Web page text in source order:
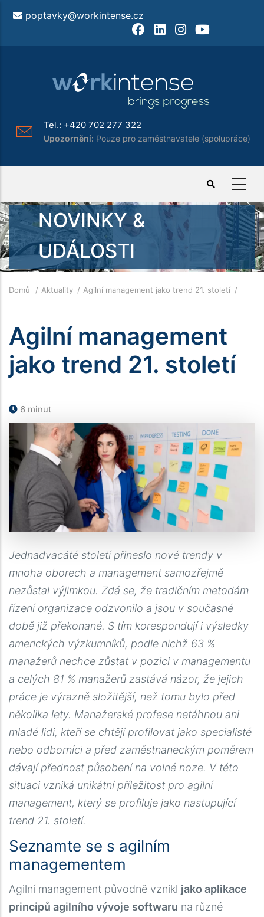
poptavky@workintense.cz
FacebookLinkedInInstagram
Tel.: +420 702 277 322
Upozornění: Pouze pro zaměstnavatele (spolupráce)
NOVINKY &
UDÁLOSTI
Drobečková
Domů Aktuality Agilní management jako trend 21. století
Agilní management
jako trend 21. století
6 minut
Jednadvacáté století přineslo nové trendy v
mnoha oborech a management samozřejmě
nezůstal výjimkou. Zdá se, že tradičním metodám
řízení organizace odzvonilo a jsou v současné
době již překonané. S tím korespondují i výsledky
amerických výzkumníků, podle nichž 63 %
manažerů nechce zůstat v pozici v managementu
a celých 81 % manažerů zastává názor, že jejich
práce je výrazně složitější, než tomu bylo před
několika lety. Manažerské profese netáhnou ani
mladé lidi, kteří se chtějí profilovat jako specialisté
nebo odborníci a před zaměstnaneckým poměrem
dávají přednost působení na volné noze. V této
situaci vzniká unikátní příležitost pro agilní
management, který se profiluje jako nastupující
trend 21. století.
Seznamte se s agilním
managementem
Agilní management původně vznikl jako aplikace
principů agilního vývoje softwaru na různé